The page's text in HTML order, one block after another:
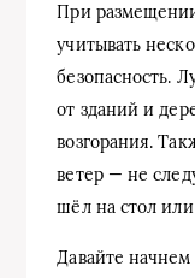
При
учитывать
безопасность.
от зданий и
возгорания.
ветер — не
шёл на стол
Давайте